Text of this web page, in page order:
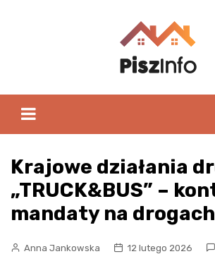
Krajowe działania
„TRUCK&BUS” –
mandaty na drogach
Anna Jankowska 12 lutego 2026